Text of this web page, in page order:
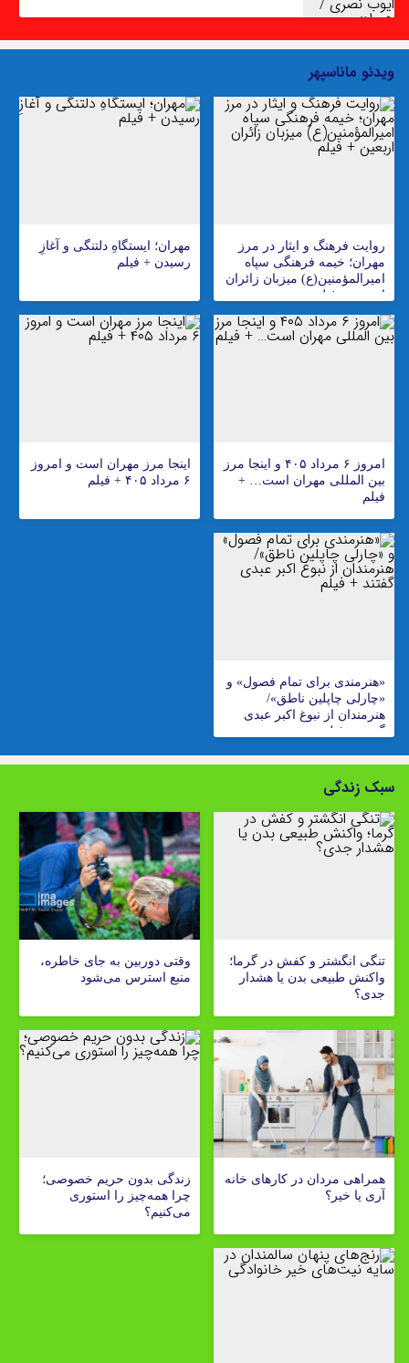
ویدئو ماناسپهر
روایت فرهنگ و ایثار در مرز
مهران؛ خیمه فرهنگی سپاه
امیرالمؤمنین(ع) میزبان زائران
اربعین + فیلم
مهران؛ ایستگاهِ دلتنگی و آغازِ
رسیدن + فیلم
امروز ۶ مرداد ۴۰۵ و اینجا مرز
بین المللی مهران است… +
فیلم
اینجا مرز مهران است و امروز
۶ مرداد ۴۰۵ + فیلم
«هنرمندی برای تمام فصول» و
«چارلی چاپلین ناطق»/
هنرمندان از نبوغ اکبر عبدی
گفتند + فیلم
سبک زندگی
تنگی انگشتر و کفش در گرما؛
واکنش طبیعی بدن یا هشدار
جدی؟
وقتی دوربین به جای خاطره،
منبع استرس می‌شود
همراهی مردان در کارهای خانه
آری یا خیر؟
زندگی بدون حریم خصوصی؛
چرا همه‌چیز را استوری
می‌کنیم؟